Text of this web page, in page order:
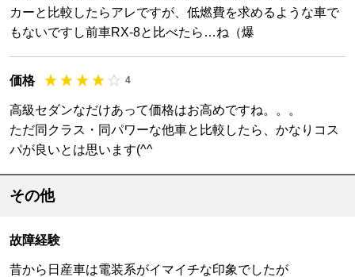
カーと比較したらアレですが、低燃費を求めるような車で
もないですし前車RX-8と比べたら…ね（爆
価格 4
高級セダンなだけあって価格はお高めですね。。。
ただ同クラス・同パワーな他車と比較したら、かなりコス
パが良いとは思います(^^
その他
故障経験
昔から日産車は電装系がイマイチな印象でしたが